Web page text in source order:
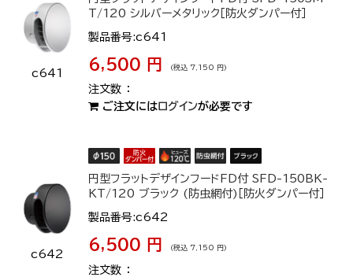
c641
T/120 シルバーメタリック［防火ダンパー付］
製品番号:c641
6,500 円 (税込 7,150 円)
ご注文には ログインが必要です
c642
円型フラットデザインフードFD付 SFD-150BK-
KT/120 ブラック (防虫網付)［防火ダンパー付］
製品番号:c642
6,500 円 (税込 7,150 円)